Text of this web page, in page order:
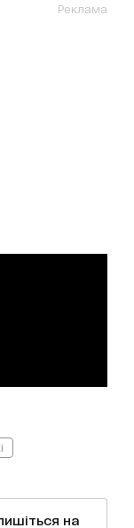
Реклама
на